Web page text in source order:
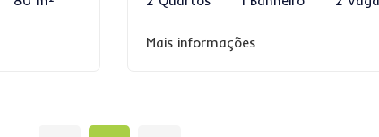
Mais informações